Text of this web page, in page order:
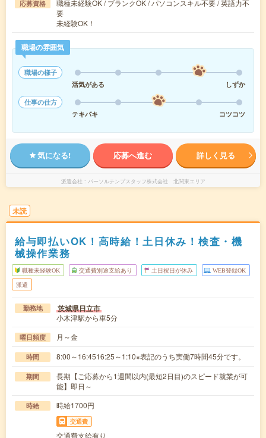
応募資格
職種未経験OK / ブランクOK / パソコンスキル不要 / 英語力不
要
未経験OK！
職場の雰囲気
職場の様子
活気がある
しずか
仕事の仕方
テキパキ
コツコツ
気になる! 応募へ進む 詳しく見る
派遣会社 パーソルテンプスタッフ株式会社 北関東エリア
未読
給与即払いOK！高時給！土日休み！検査・機
械操作業務
職種未経験OK 交通費別途支給あり 土日祝日が休み WEB登録OK
派遣
勤務地 茨城県日立市
小木津駅から車5分
曜日頻度 月～金
時間 8:00～16:4516:25～1:10※表記のうち実働7時間45分です。
期間
長期【ご応募から1週間以内(最短2日目)のスピード就業が可
能】即日～
時給 時給1700円
交通費
交通費支給有り